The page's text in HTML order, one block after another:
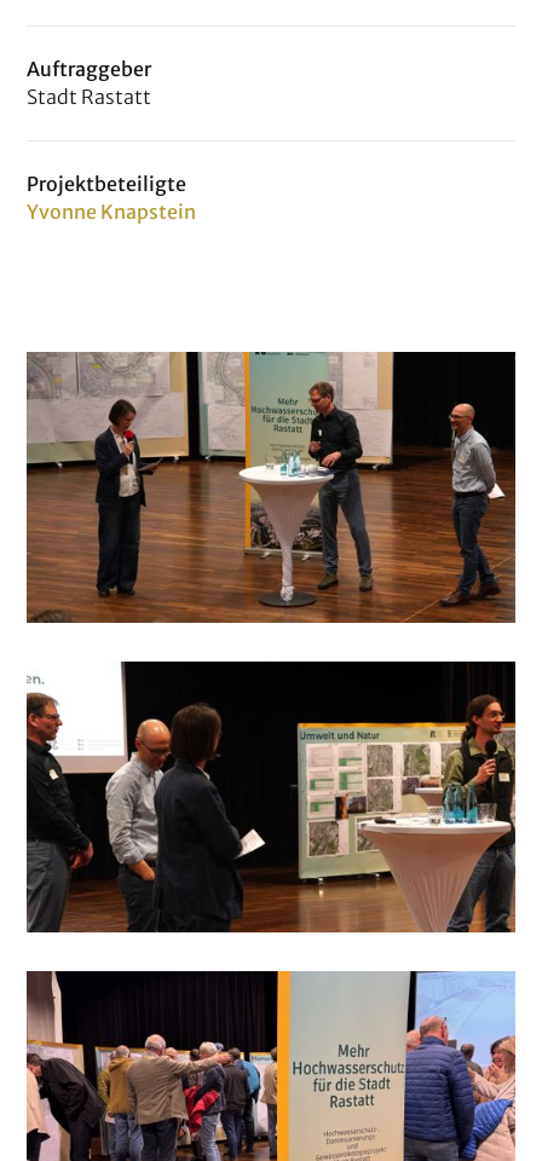
Auftraggeber
Stadt Rastatt
Projektbeteiligte
Yvonne Knapstein